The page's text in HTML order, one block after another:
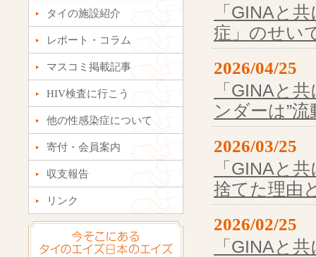
「GINAと
症」のせい
2026/04/25
「GINAと
ンダーは”
2026/03/25
「GINAと
捨てた理由
2026/02/25
「GINAと
タイの施設紹介
レポート・コラム
マスコミ掲載記事
HIV検査に行こう
他の性感染症について
寄付・会員案内
収支報告
リンク